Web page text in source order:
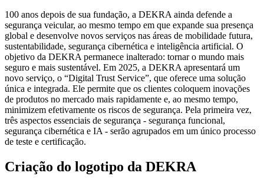
100 anos depois de sua fundação, a DEKRA ainda defende a
segurança veicular, ao mesmo tempo em que expande sua presença
global e desenvolve novos serviços nas áreas de mobilidade futura,
sustentabilidade, segurança cibernética e inteligência artificial. O
objetivo da DEKRA permanece inalterado: tornar o mundo mais
seguro e mais sustentável. Em 2025, a DEKRA apresentará um
novo serviço, o “Digital Trust Service”, que oferece uma solução
única e integrada. Ele permite que os clientes coloquem inovações
de produtos no mercado mais rapidamente e, ao mesmo tempo,
minimizem efetivamente os riscos de segurança. Pela primeira vez,
três aspectos essenciais de segurança - segurança funcional,
segurança cibernética e IA - serão agrupados em um único processo
de teste e certificação.
Criação do logotipo da DEKRA